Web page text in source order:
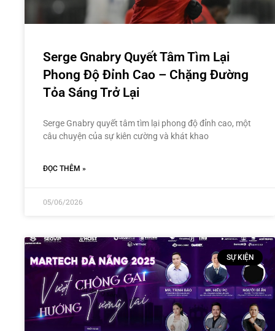
Serge Gnabry Quyết Tâm Tìm Lại
Phong Độ Đỉnh Cao – Chặng Đường
Tỏa Sáng Trở Lại
Serge Gnabry quyết tâm tìm lại phong độ đỉnh cao, một
câu chuyện của sự kiên cường và khát khao
ĐỌC THÊM »
05/06/2026
SỰ KIỆN